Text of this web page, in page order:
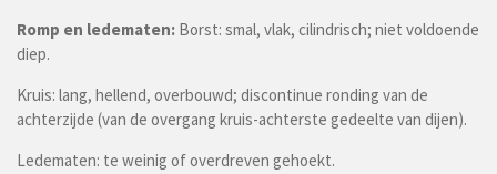
Romp en ledematen: Borst: smal, vlak, cilindrisch; niet voldoende
diep.
Kruis: lang, hellend, overbouwd; discontinue ronding van de
achterzijde (van de overgang kruis-achterste gedeelte van dijen).
Ledematen: te weinig of overdreven gehoekt.